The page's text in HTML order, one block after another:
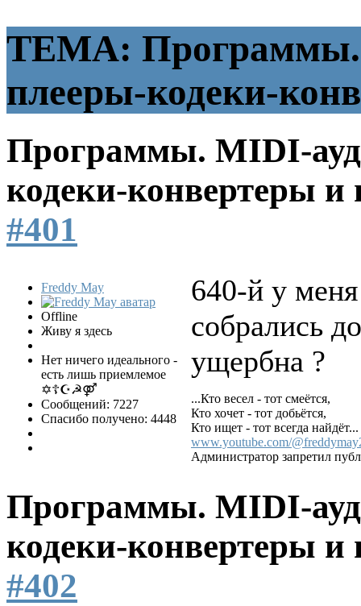
ТЕМА: Программы.
плееры-кодеки-
Программы. MIDI-
кодеки-конвертеры
#401
Freddy May
Offline
Живу я здесь
Нет ничего идеального -
есть лишь приемлемое
✡☦☪☭⚤
Сообщений: 7227
Спасибо получено: 4448
640-й у
собрались
ущербна ?
...Кто весел - тот смеётся,
Кто хочет - тот добьётся,
Кто ищет - тот всегда найдёт...
www.youtube.com/
Администратор запретил
Программы. MIDI-
кодеки-конвертеры
#402